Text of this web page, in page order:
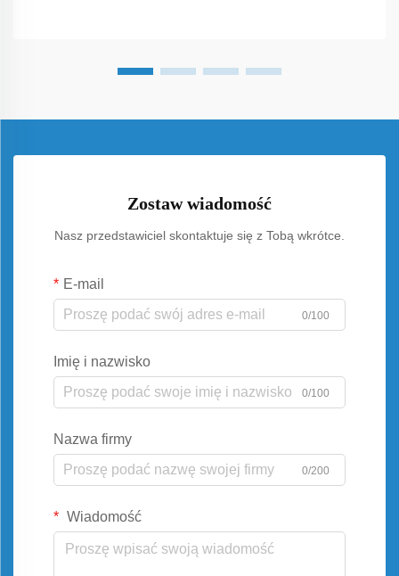
Zostaw wiadomość
Nasz przedstawiciel skontaktuje się z Tobą wkrótce.
E-mail
0/100
Imię i nazwisko
0/100
Nazwa firmy
0/200
Wiadomość